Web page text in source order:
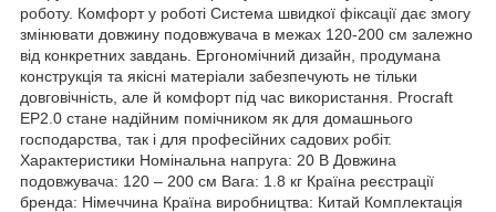
роботу. Комфорт у роботі Система швидкої фіксації дає змогу
змінювати довжину подовжувача в межах 120-200 см залежно
від конкретних завдань. Ергономічний дизайн, продумана
конструкція та якісні матеріали забезпечують не тільки
довговічність, але й комфорт під час використання. Procraft
EP2.0 стане надійним помічником як для домашнього
господарства, так і для професійних садових робіт.
Характеристики Номінальна напруга: 20 В Довжина
подовжувача: 120 – 200 см Вага: 1.8 кг Країна реєстрації
бренда: Німеччина Країна виробництва: Китай Комплектація